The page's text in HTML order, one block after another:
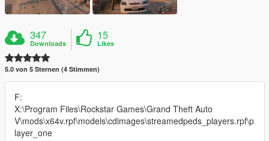
347
Downloads
15
Likes
5.0 von 5 Sternen (4 Stimmen)
F:
X:\Program Files\Rockstar Games\Grand Theft Auto
V\mods\x64v.rpf\models\cdimages\streamedpeds_players.rpf\p
layer_one